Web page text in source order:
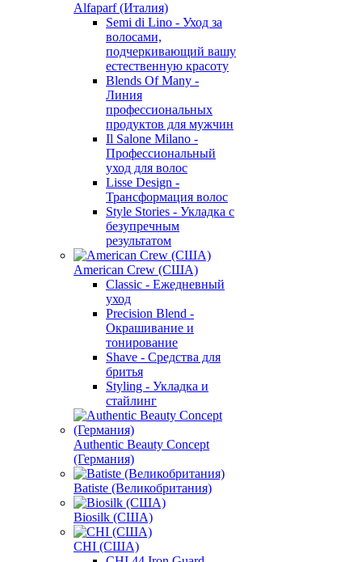
Alfaparf (Италия)
Semi di Lino - Уход за
волосами,
подчеркивающий вашу
естественную красоту
Blends Of Many -
Линия
профессиональных
продуктов для мужчин
Il Salone Milano -
Профессиональный
уход для волос
Lisse Design -
Трансформация волос
Style Stories - Укладка с
безупречным
результатом
American Crew (США)
Classic - Ежедневный
уход
Precision Blend -
Окрашивание и
тонирование
Shave - Средства для
бритья
Styling - Укладка и
стайлинг
Authentic Beauty Concept
(Германия)
Batiste (Великобритания)
Biosilk (США)
CHI (США)